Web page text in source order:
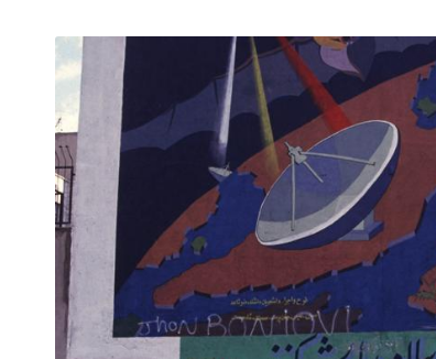
Una mujer pasa en Teherán
vía satélite como demoniacas